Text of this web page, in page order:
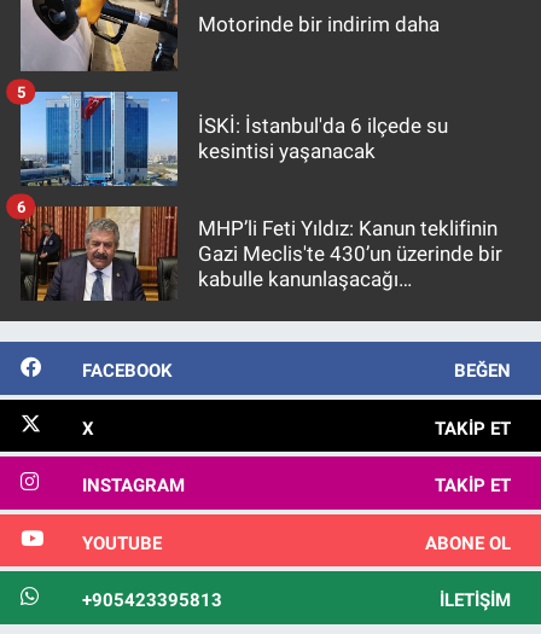
Motorinde bir indirim daha
İSKİ: İstanbul'da 6 ilçede su
kesintisi yaşanacak
5
MHP’li Feti Yıldız: Kanun teklifinin
Gazi Meclis'te 430’un üzerinde bir
kabulle kanunlaşacağı
6
FACEBOOK BEĞEN
X TAKIP ET
INSTAGRAM TAKIP ET
YOUTUBE ABONE OL
+905423395813 İLETIŞIM